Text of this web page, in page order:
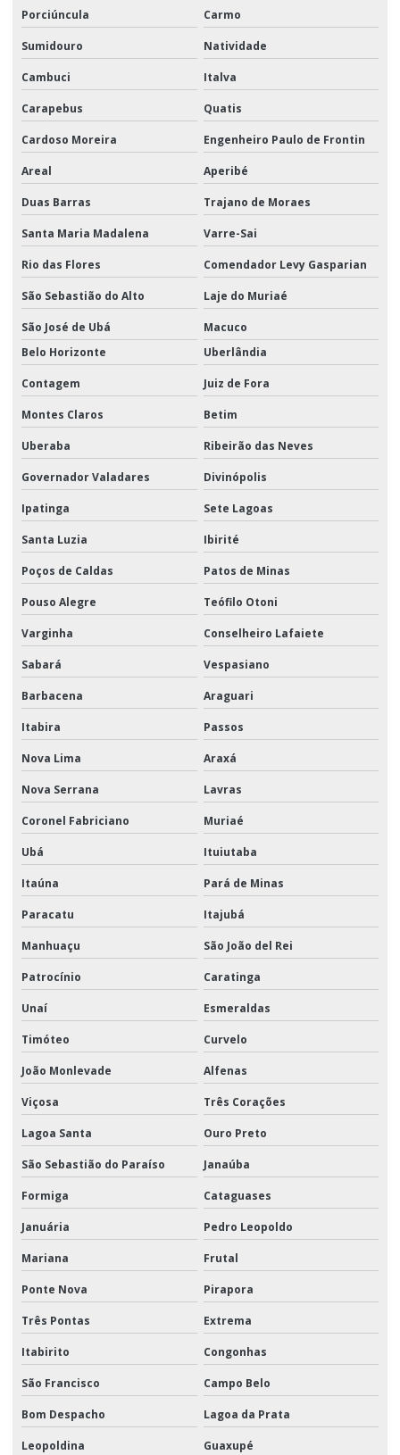
Porciúncula Carmo
Sumidouro Natividade
Cambuci Italva
Carapebus Quatis
Cardoso Moreira Engenheiro Paulo de Frontin
Areal Aperibé
Duas Barras Trajano de Moraes
Santa Maria Madalena Varre-Sai
Rio das Flores Comendador Levy Gasparian
São Sebastião do Alto Laje do Muriaé
São José de Ubá
Macuco
Belo Horizonte
Uberlândia
Contagem Juiz de Fora
Montes Claros Betim
Uberaba Ribeirão das Neves
Governador Valadares Divinópolis
Ipatinga Sete Lagoas
Santa Luzia Ibirité
Poços de Caldas Patos de Minas
Pouso Alegre Teófilo Otoni
Varginha Conselheiro Lafaiete
Sabará Vespasiano
Barbacena Araguari
Itabira Passos
Nova Lima Araxá
Nova Serrana Lavras
Coronel Fabriciano Muriaé
Ubá Ituiutaba
Itaúna Pará de Minas
Paracatu Itajubá
Manhuaçu São João del Rei
Patrocínio Caratinga
Unaí Esmeraldas
Timóteo Curvelo
João Monlevade Alfenas
Viçosa Três Corações
Lagoa Santa Ouro Preto
São Sebastião do Paraíso Janaúba
Formiga Cataguases
Januária Pedro Leopoldo
Mariana Frutal
Ponte Nova Pirapora
Três Pontas Extrema
Itabirito Congonhas
São Francisco Campo Belo
Bom Despacho Lagoa da Prata
Leopoldina Guaxupé